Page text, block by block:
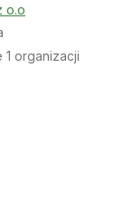
o.o
1 organizacji